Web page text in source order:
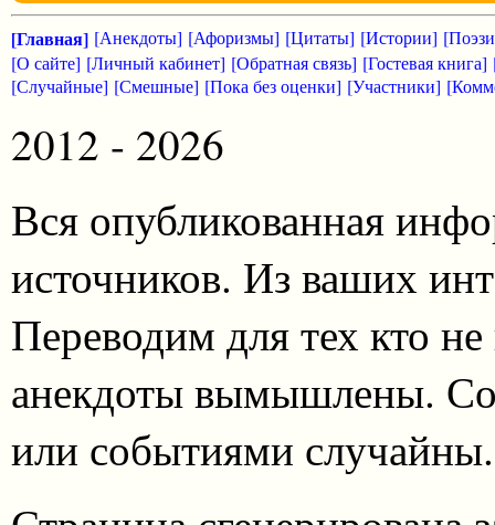
[Главная] [Анекдоты] [Афоризмы] [Цитаты] [Истории]
[О сайте] [Личный кабинет] [Обратная связь] [Гостевая книга]
[Случайные] [Смешные] [Пока без оценки] [Участники]
2012 - 2026
Вся опубликованная
источников. Из ваших
Переводим для тех кто
анекдоты вымышлены.
или событиями случайны.